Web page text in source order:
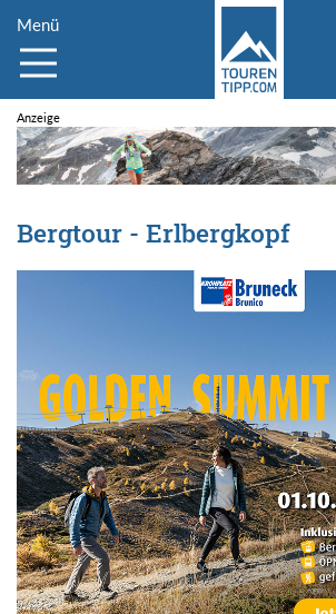
Menü
Bergtour - Erlbergkopf